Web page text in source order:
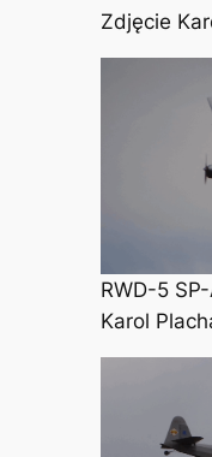
Zdjęcie
RWD-5
Karol